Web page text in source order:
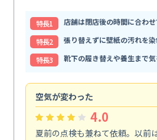
特⻑1
店舗は閉店後の時間に合わ
特⻑2
張り替えずに壁紙の汚れを
特⻑3
靴下の履き替えや養生まで
空気が変わった
4.0
夏前の点検も兼ねて依頼。以前